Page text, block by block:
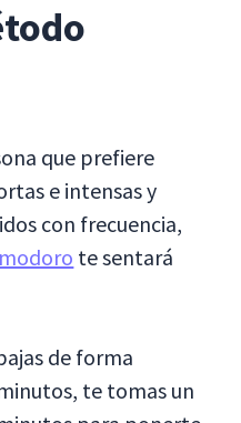
que prefiere
e intensas y
con frecuencia,
te sentará
de forma
te tomas un